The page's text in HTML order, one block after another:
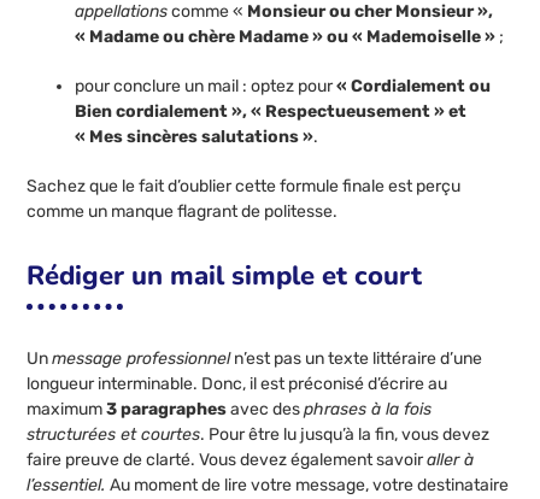
appellationscomme « Monsieur ou cher Monsieur »,
« Madame ou chère Madame » ou « Mademoiselle » ;
pour conclure un mail : optez pour« Cordialement ou
Bien cordialement », « Respectueusement » et
« Mes sincères salutations ».
Sachez que le fait d’oublier cette formule finale est perçu
comme un manque flagrant de politesse.
Rédiger un mail simple et court
Unmessage professionneln’est pas un texte littéraire d’une
longueur interminable. Donc, il est préconisé d’écrire au
maximum3 paragraphesavec desphrases à la fois
structurées et courtes. Pour être lu jusqu’à la fin, vous devez
faire preuve de clarté. Vous devez également savoiraller à
l’essentiel.Au moment de lire votre message, votre destinataire